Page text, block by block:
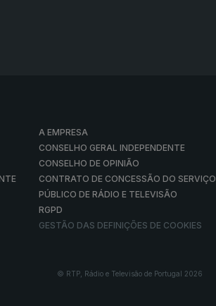
A EMPRESA
CONSELHO GERAL INDEPENDENTE
CONSELHO DE OPINIÃO
CONTRATO DE CONCESSÃO DO SERVIÇO
PÚBLICO DE RÁDIO E TELEVISÃO
RGPD
GESTÃO DAS DEFINIÇÕES DE COOKIES
© RTP, Rádio e Televisão de Portugal 2026